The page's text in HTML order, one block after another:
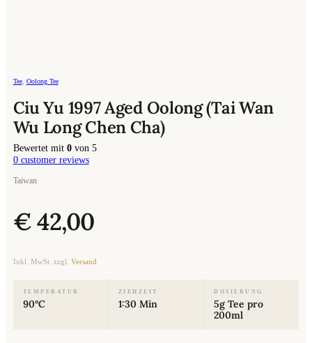
Tee, Oolong Tee
Ciu Yu 1997 Aged Oolong (Tai Wan
Wu Long Chen Cha)
Bewertet mit 0von 5
0customer reviews
Taiwan
€42,00
Inkl. MwSt. zzgl. Versand
TEMPERATUR
90°C
ZIEHZEIT
1:30 Min
DOSIERUNG
5g Tee pro
200ml